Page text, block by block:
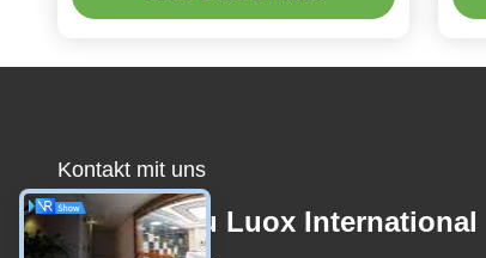
Kontakt mit uns
Guangzhou Luox International